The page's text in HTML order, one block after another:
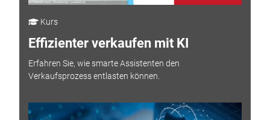
Kurs
Effizienter verkaufen mit KI
Erfahren Sie, wie smarte Assistenten den
Verkaufsprozess entlasten können.